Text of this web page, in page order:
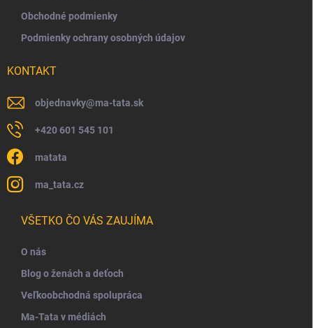
Obchodné podmienky
Podmienky ochrany osobných údajov
KONTAKT
objednavky@ma-tata.sk
+420 601 545 101
matata
ma_tata.cz
VŠETKO ČO VÁS ZAUJÍMA
O nás
Blog o ženách a deťoch
Veľkoobchodná spolupráca
Ma-Tata v médiách